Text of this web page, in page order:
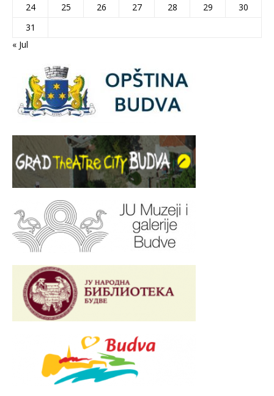
24
25 26 27 28 29
30
31
« Jul